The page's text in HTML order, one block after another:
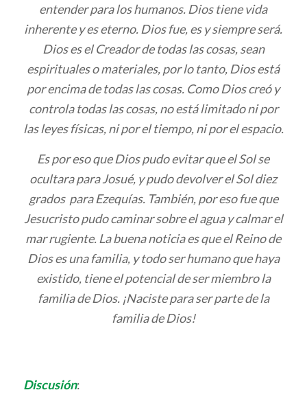
entender para los humanos. Dios tiene vida
inherente y es eterno. Dios fue, es y siempre será.
Dios es el Creador de todas las cosas, sean
espirituales o materiales, por lo tanto, Dios está
por encima de todas las cosas. Como Dios creó y
controla todas las cosas, no está limitado ni por
las leyes físicas, ni por el tiempo, ni por el espacio.
Es por eso que Dios pudo evitar que el Sol se
ocultara para Josué, y pudo devolver el Sol diez
grados para Ezequías. También, por eso fue que
Jesucristo pudo caminar sobre el agua y calmar el
mar rugiente. La buena noticia es que el Reino de
Dios es una familia, y todo ser humano que haya
existido, tiene el potencial de ser miembro la
familia de Dios. ¡Naciste para ser parte de la
familia de Dios!
Discusión: